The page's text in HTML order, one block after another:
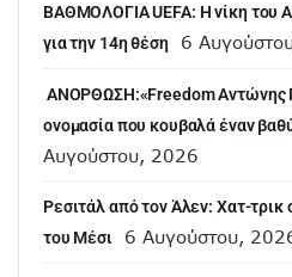
ΒΑΘΜΟΛΟΓΙΑ UEFA: Η νίκη του
για την 14η θέση
6
ANOΡΘΩΣΗ:«Freedom Αντώνης
ονομασία που κουβαλά έναν
Αυγούστου, 2026
Ρεσιτάλ από τον Άλεν: Χατ-τρικ
του Μέσι
6 Αυγούστου,